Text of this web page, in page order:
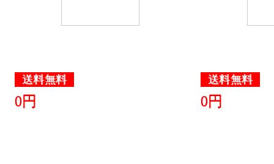
送料無料
0円
送料無料
0円